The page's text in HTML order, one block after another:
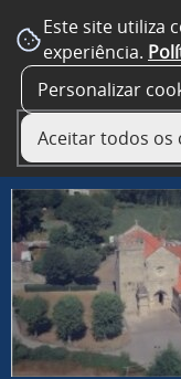
Este site utiliza
experiência.
Personalizar
Aceitar todos os